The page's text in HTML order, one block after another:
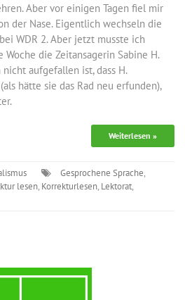
Aber vor einigen Tagen fiel mir
der Nase. Eigentlich wechseln die
WDR 2. Aber jetzt musste ich
die Zeitansagerin Sabine H.
aufgefallen ist, dass H.
hätte sie das Rad neu erfunden),
Weiterlesen »
Gesprochene Sprache,
lesen, Korrekturlesen, Lektorat,